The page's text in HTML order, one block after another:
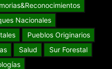
Nacionales
Pueblos Originarios
Salud
Sur Forestal